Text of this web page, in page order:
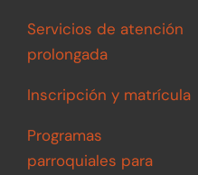
Servicios de atención
prolongada
Inscripción y matrícula
Programas
parroquiales para